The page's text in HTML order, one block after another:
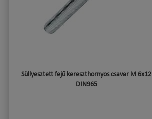
Süllyesztett fejű kereszthornyos csavar M 6x12
DIN965